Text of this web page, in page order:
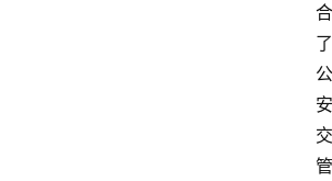
合
了
公
安
交
管